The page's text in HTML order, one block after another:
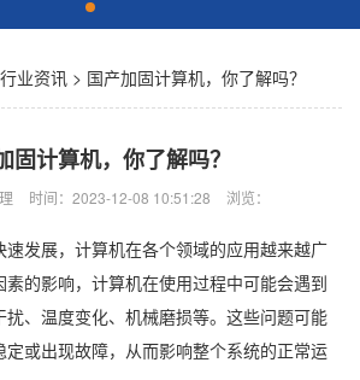
行业资讯 > 国产加固计算机，你了解吗？
固计算机，你了解吗？
时间：2023-12-08 10:51:28 浏览：
发展，计算机在各个领域的应用越来越广
的影响，计算机在使用过程中可能会遇到
、温度变化、机械磨损等。这些问题可能
或出现故障，从而影响整个系统的正常运